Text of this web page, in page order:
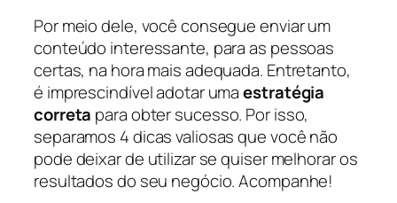
Por meio dele, você consegue enviar um
conteúdo interessante, para as pessoas
certas, na hora mais adequada. Entretanto,
é imprescindível adotar umaestratégia
correta para obter sucesso. Por isso,
separamos 4 dicas valiosas que você não
pode deixar de utilizar se quiser melhorar os
resultados do seu negócio. Acompanhe!